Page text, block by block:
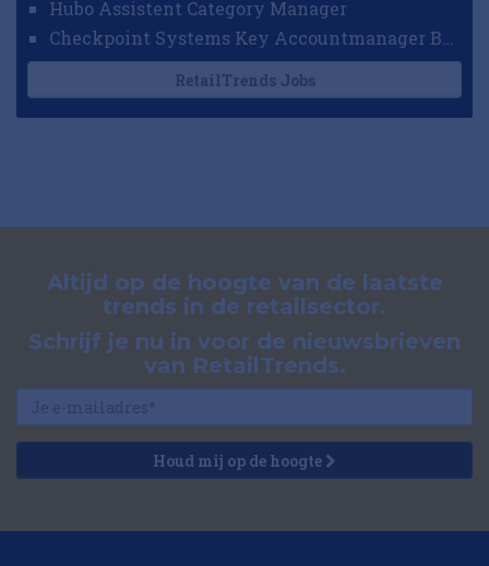
Hubo Assistent Category Manager
Checkpoint Systems Key Accountmanager Benelux
RetailTrends Jobs
Altijd op de hoogte van de laatste
trends in de retailsector.
Schrijf je nu in voor de nieuwsbrieven
van RetailTrends.
Houd mij op de hoogte